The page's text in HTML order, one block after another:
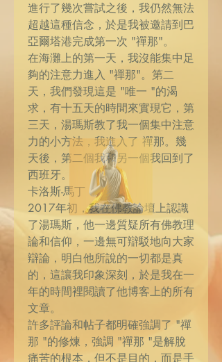
進行了幾次嘗試之後，我仍然無法
超越這種信念，於是我被邀請到巴
亞爾塔港完成第一次 "禪那"。
在海灘上的第一天，我沒能集中足
夠的注意力進入 "禪那"。第二
天，我們發現這是 "唯一 "的渴
求，有十五天的時間來實現它，第
三天，湯瑪斯教了我一個集中注意
力的小方法，我進入了 禪那。幾
天後，第二個我和另一個我回到了
西班牙。
卡洛斯-馬丁
2017年初，我在佛教論壇上認識
了湯瑪斯，他一邊質疑所有佛教理
論和信仰，一邊無可辯駁地向大家
辯論，明白他所說的一切都是真
的，這讓我印象深刻，於是我在一
年的時間裡閱讀了他博客上的所有
文章。
許多評論和帖子都明確強調了 "禪
那 "的修煉，強調 "禪那 "是解脫
痛苦的根本，但不是目的，而是手